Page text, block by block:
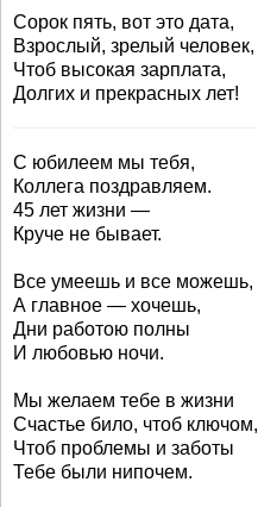
Сорок пять, вот это дата,
Взрослый, зрелый человек,
Чтоб высокая зарплата,
Долгих и прекрасных лет!
С юбилеем мы тебя,
Коллега поздравляем.
45 лет жизни —
Круче не бывает.
Все умеешь и все можешь,
А главное — хочешь,
Дни работою полны
И любовью ночи.
Мы желаем тебе в жизни
Счастье било, чтоб ключом,
Чтоб проблемы и заботы
Тебе были нипочем.